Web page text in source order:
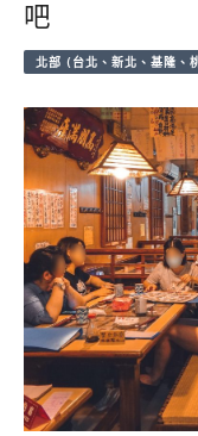
吧
北部 (台北、新北、基隆、